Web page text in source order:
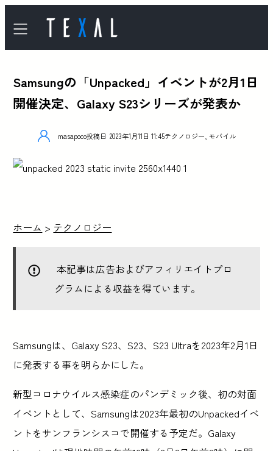
Samsungの「Unpacked」イベントが2月1日
開催決定、Galaxy S23シリーズが発表か
masapoco投稿日 2023年1月11日 11:45テクノロジー モバイル
ホーム > テクノロジー
本記事は広告およびアフィリエイトプロ
グラムによる収益を得ています。
Samsungは、Galaxy S23、S23、S23 Ultraを2023年2月1日
に発表する事を明らかにした。
新型コロナウイルス感染症のパンデミック後、初の対面
イベントとして、Samsungは2023年最初のUnpackedイベ
ントをサンフランシスコで開催する予定だ。Galaxy